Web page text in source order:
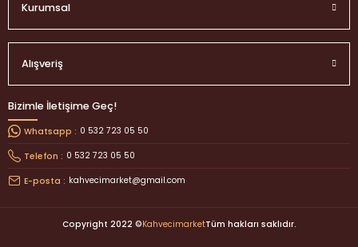
Kurumsal
Alışveriş
Bizimle İletişime Geç!
Whatsapp : 0 532 723 05 50
Telefon : 0 532 723 05 50
E-posta : kahvecimarket@gmail.com
Copyright 2022 ©KahvecimarketTüm hakları saklıdır.